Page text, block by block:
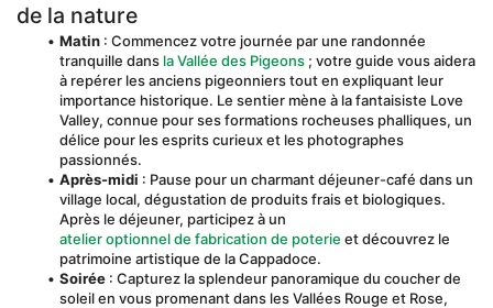
de la nature
Matin : Commencez votre journée par une randonnée
tranquille dans la Vallée des Pigeons ; votre guide vous aidera
à repérer les anciens pigeonniers tout en expliquant leur
importance historique. Le sentier mène à la fantaisiste Love
Valley, connue pour ses formations rocheuses phalliques, un
délice pour les esprits curieux et les photographes
passionnés.
Après-midi : Pause pour un charmant déjeuner-café dans un
village local, dégustation de produits frais et biologiques.
Après le déjeuner, participez à un
atelier optionnel de fabrication de poterie et découvrez le
patrimoine artistique de la Cappadoce.
Soirée : Capturez la splendeur panoramique du coucher de
soleil en vous promenant dans les Vallées Rouge et Rose,